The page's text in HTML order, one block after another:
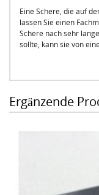
Eine Schere, die auf
lassen Sie einen
Schere nach sehr
sollte, kann sie von
Ergänzende